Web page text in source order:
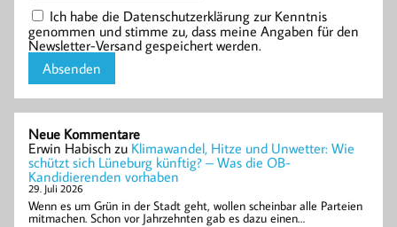
Ich habe die Datenschutzerklärung zur Kenntnis
genommen und stimme zu, dass meine Angaben für den
Newsletter-Versand gespeichert werden.
Neue Kommentare
Erwin Habisch zu Klimawandel, Hitze und Unwetter: Wie
schützt sich Lüneburg künftig? – Was die OB-
Kandidierenden vorhaben
29. Juli 2026
Wenn es um Grün in der Stadt geht, wollen scheinbar alle Parteien
mitmachen. Schon vor Jahrzehnten gab es dazu einen…